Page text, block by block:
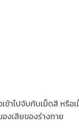
ข้าไปจับกับเม็ดสี ห
งเสียของร่างกาย